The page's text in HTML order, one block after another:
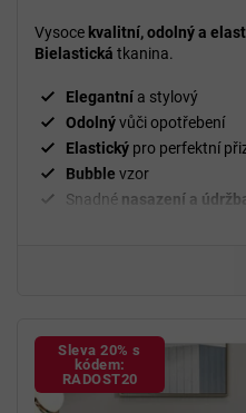
Vysoce kvalitní, odolný a
Bielastická tkanina.
Elegantní a stylový
Odolnývůči opotřebení
Elastický pro perfektní
Bubble vzor
Snadné nasazení a
Sleva 20% s
kódem:
RADOST20